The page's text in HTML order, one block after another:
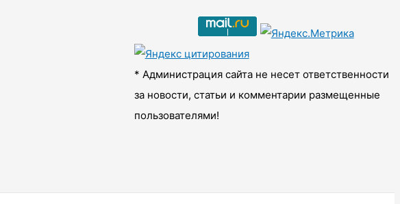
ы
* Администрация сайта не несет ответственности
за новости, статьи и комментарии размещенные
пользователями!